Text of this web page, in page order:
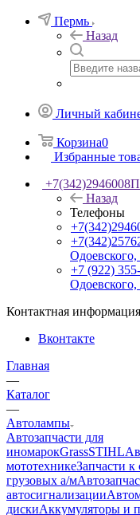
Пермь
Назад
Личный
Корзина0
Избранные
+7(342)2946008
Назад
Телефоны
Одоевского,
+7 (922)
Одоевского,
Контактная информация
Вконтакте
Главная
—
Каталог
—
Автолампы
Автозапчасти для
иномарокGrassSTIHL
мототехникеЗапчасти к
грузовых а/м
автосигнализации
дискиАккумуляторы и